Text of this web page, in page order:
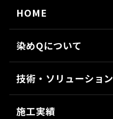
HOME
染めQについて
会社概要
技術・ソリューション
施工実績